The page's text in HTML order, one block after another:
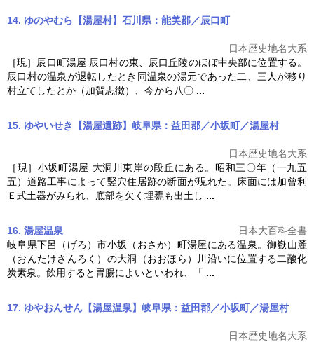
14. ゆのやむら【湯屋村】石川県：能美郡／辰口町
日本歴史地名大系
［現］辰口町湯屋 辰口村の東、辰口丘陵のほぼ中央部に位置する。
辰口村の温泉が退転したとき同温泉の湯元であった二、三人が移り
村立てしたとか（加賀志徴）、今から八〇 ...
15. ゆやいせき【湯屋遺跡】岐阜県：益田郡／小坂町／湯屋村
日本歴史地名大系
［現］小坂町湯屋 大洞川東岸の段丘にある。昭和三〇年（一九五
五）道路工事によって竪穴住居跡の断面が現れた。床面には加曾利
Ｅ式土器がみられ、底部を欠く埋甕も出土し ...
16. 湯屋温泉
日本大百科全書
岐阜県下呂（げろ）市小坂（おさか）町湯屋にある温泉。御嶽山麓
（おんたけさんろく）の大洞（おおほら）川沿いに位置する二酸化
炭素泉。飲用すると胃腸によいといわれ、「 ...
17. ゆやおんせん【湯屋温泉】岐阜県：益田郡／小坂町／湯屋村
日本歴史地名大系